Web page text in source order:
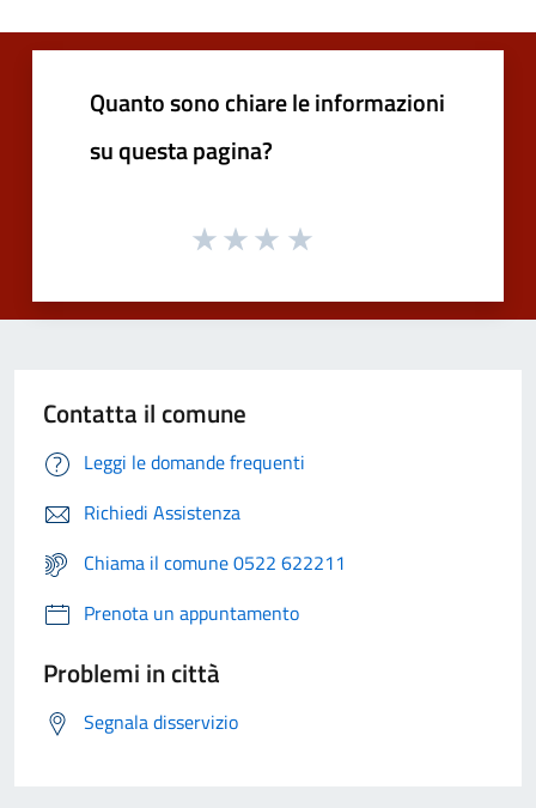
Quanto sono chiare le informazioni
su questa pagina?
Contatta il comune
Leggi le domande frequenti
Richiedi Assistenza
Chiama il comune 0522 622211
Prenota un appuntamento
Problemi in città
Segnala disservizio